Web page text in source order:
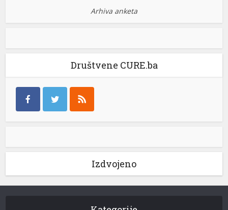
Arhiva anketa
Društvene CURE.ba
Izdvojeno